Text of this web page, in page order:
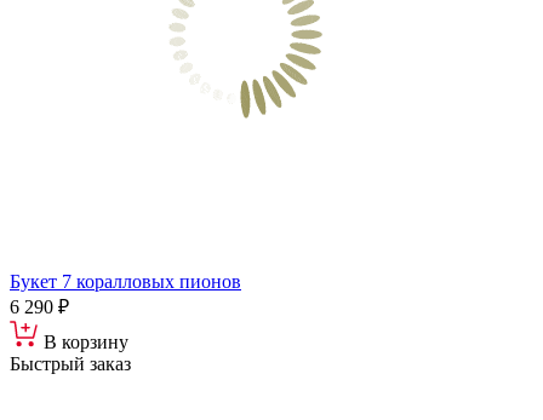
Букет 7 коралловых пионов
6 290 ₽
В корзину
Быстрый заказ